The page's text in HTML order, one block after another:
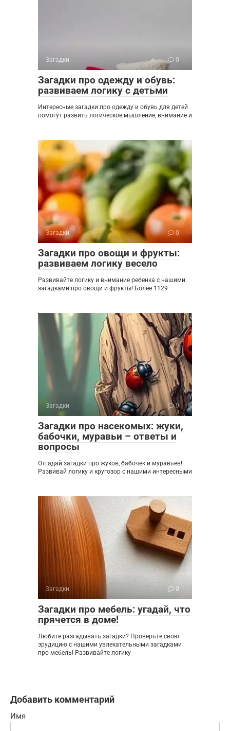
Загадки 0
Загадки про одежду и обувь:
развиваем логику с детьми
Интересные загадки про одежду и обувь для детей
помогут развить логическое мышление, внимание и
Загадки 0
Загадки про овощи и фрукты:
развиваем логику весело
Развивайте логику и внимание ребенка с нашими
загадками про овощи и фрукты! Более 1129
Загадки 0
Загадки про насекомых: жуки,
бабочки, муравьи – ответы и
вопросы
Отгадай загадки про жуков, бабочек и муравьев!
Развивай логику и кругозор с нашими интересными
Загадки 0
Загадки про мебель: угадай, что
прячется в доме!
Любите разгадывать загадки? Проверьте свою
эрудицию с нашими увлекательными загадками
про мебель! Развивайте логику
Добавить комментарий
Имя